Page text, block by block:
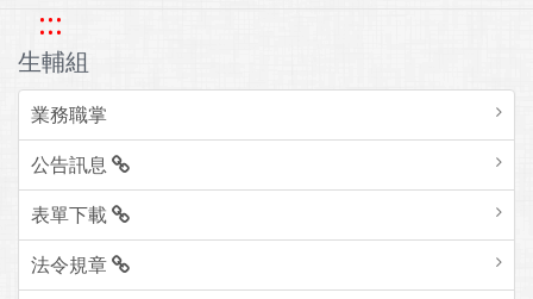
:::
生輔組
業務職掌
公告訊息
表單下載
法令規章